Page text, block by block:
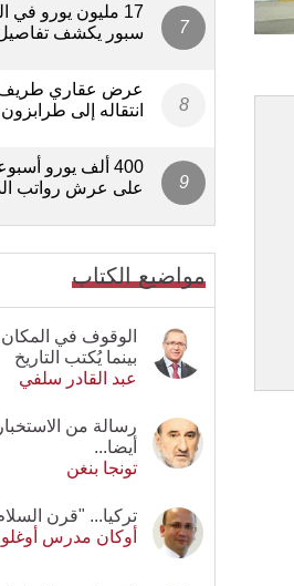
17 مليون يورو
سبور يكشف
عرض عقاري طريف
انتقاله إلى
400 ألف يورو
على عرش رواتب
مواضيع الكتاب
الوقوف في
بينما يُكتب التاريخ
عبد القادر سلفي
أيضا...
تونجا بنغن
تركيا... "قرن
أوكان مدرس أوغلو